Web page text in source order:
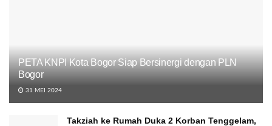
PETA KNPI Kota Bogor Siap Bersinergi dengan PLN
Bogor
31 MEI 2024
Takziah ke Rumah Duka 2 Korban Tenggelam,